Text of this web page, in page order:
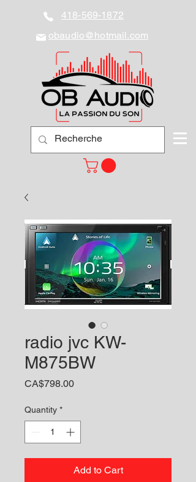
418-569-1872
obaudio@hotmail.com
radio jvc KW-
M875BW
CA$798.00Price
Quantity *
Add to Cart